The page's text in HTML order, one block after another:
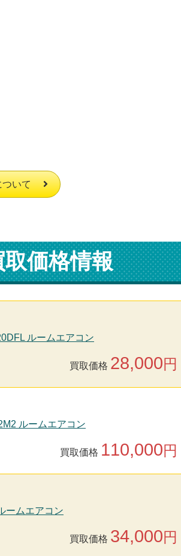
ついて
価格情報
ルームエアコン
買取価格 28,000円
ルームエアコン
買取価格 110,000円
ームエアコン
買取価格 34,000円